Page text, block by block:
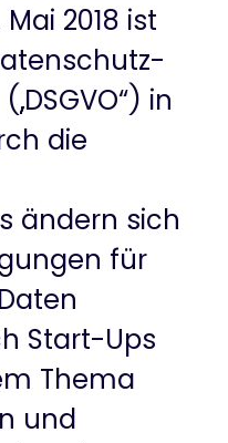
2018 ist
in
die
ändern sich
für
Start-Ups
Thema
und